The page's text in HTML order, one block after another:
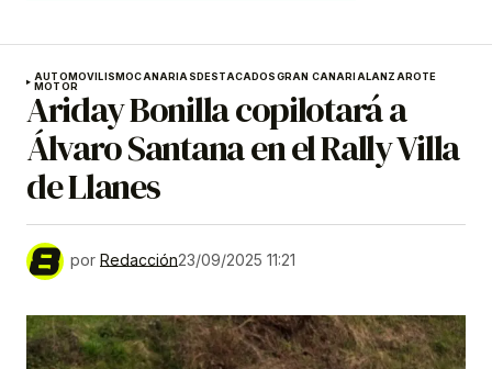
AUTOMOVILISMOCANARIASDESTACADOSGRAN CANARIALANZAROTE
MOTOR
Ariday Bonilla copilotará a
Álvaro Santana en el Rally Villa
de Llanes
por Redacción23/09/2025 11:21